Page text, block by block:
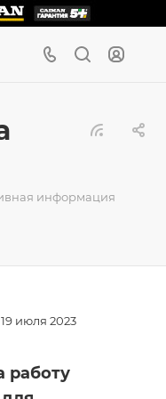
информация
19 июля 2023
работу